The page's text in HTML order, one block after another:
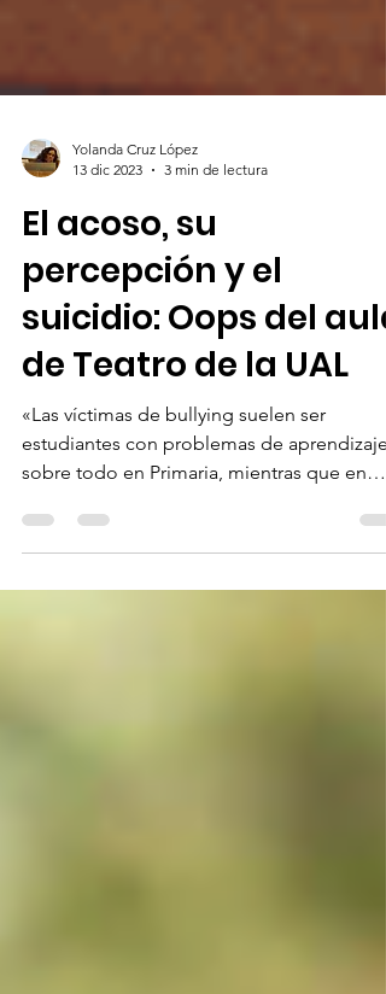
13 dic 2023
3 min de lectura
El acoso, su
percepción y el
suicidio: Oops del aula
de Teatro de la UAL
«Las víctimas de bullying suelen ser
sobre todo en Primaria, mientras que en
Secundaria...